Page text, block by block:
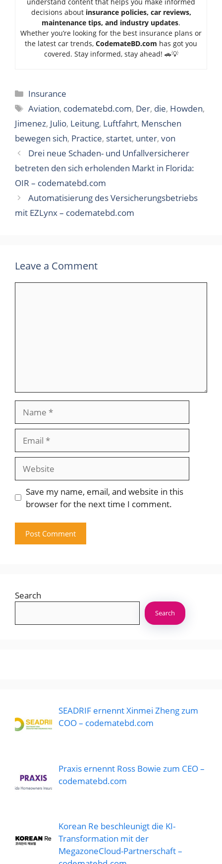
decisions about insurance policies, car reviews,
maintenance tips, and industry updates.
Whether you’re looking for the best insurance plans or
the latest car trends, CodemateBD.com has got you
covered. Stay informed, stay ahead! 🚗💡
Categories
Insurance
Tags
Aviation, codematebd.com, Der, die, Howden,
Jimenez, Julio, Leitung, Luftfahrt, Menschen
bewegen sich, Practice, startet, unter, von
Drei neue Schaden- und Unfallversicherer
betreten den sich erholenden Markt in Florida:
OIR – codematebd.com
Automatisierung des Versicherungsbetriebs
mit EZLynx – codematebd.com
Leave a Comment
Save my name, email, and website in this
browser for the next time I comment.
Search
Search
SEADRIF ernennt Xinmei Zheng zum
COO – codematebd.com
Praxis ernennt Ross Bowie zum CEO –
codematebd.com
Korean Re beschleunigt die KI-
Transformation mit der
MegazoneCloud-Partnerschaft –